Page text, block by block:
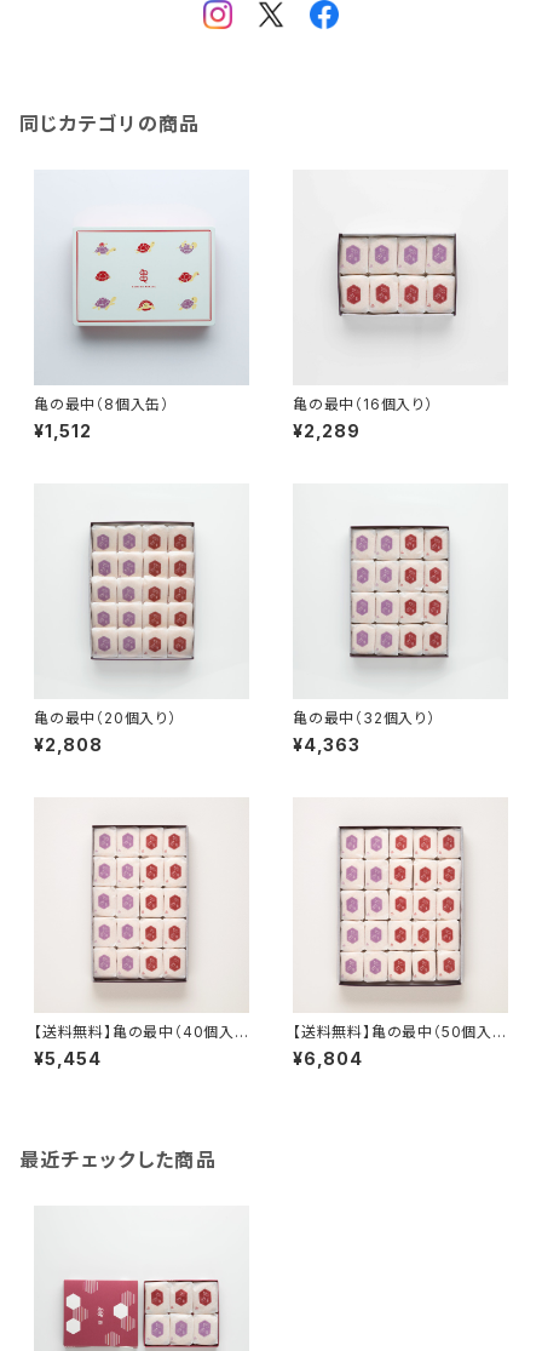
同じカテゴリの商品
亀の最中（8個入缶）
¥1,512
亀の最中（16個入り）
¥2,289
亀の最中（20個入り）
¥2,808
亀の最中（32個入り）
¥4,363
【送料無料】亀の最中（40個入
り）
¥5,454
【送料無料】亀の最中（50個入
り）
¥6,804
最近チェックした商品